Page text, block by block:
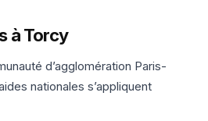
à Torcy
d’agglomération Paris-
nationales s’appliquent